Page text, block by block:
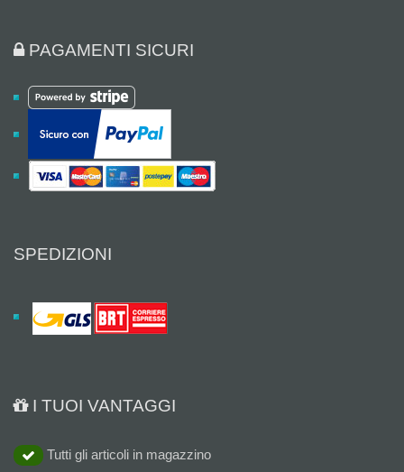
PAGAMENTI SICURI
SPEDIZIONI
I TUOI VANTAGGI
Tutti gli articoli in magazzino